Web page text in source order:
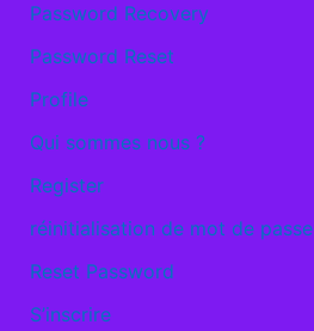
Password Recovery
Password Reset
Profile
Qui sommes nous ?
Register
réinitialisation de mot de passe
Reset Password
S’inscrire